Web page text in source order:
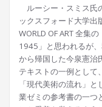
ルーシー・スミス氏
ックスフォード大学出
WORLD OF ART 全集
1945」と思われるが
から帰国した今泉憲治
テキストの一例とし
「現代美術の流れ」
業ゼミの参考書の一つ